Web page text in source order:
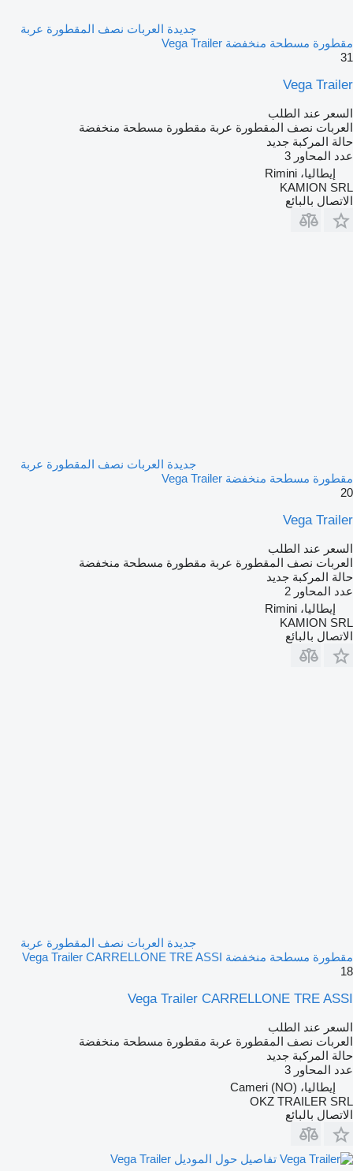
جديدة العربات نصف المقطورة عربة
مقطورة مسطحة منخفضة Vega Trailer
31
Vega Trailer
السعر عند الطلب
العربات نصف المقطورة عربة مقطورة مسطحة منخفضة
حالة المركبة جديد
عدد المحاور 3
إيطاليا، Rimini
KAMION SRL
الاتصال بالبائع
جديدة العربات نصف المقطورة عربة
مقطورة مسطحة منخفضة Vega Trailer
20
Vega Trailer
السعر عند الطلب
العربات نصف المقطورة عربة مقطورة مسطحة منخفضة
حالة المركبة جديد
عدد المحاور 2
إيطاليا، Rimini
KAMION SRL
الاتصال بالبائع
جديدة العربات نصف المقطورة عربة
مقطورة مسطحة منخفضة Vega Trailer CARRELLONE TRE ASSI
18
Vega Trailer CARRELLONE TRE ASSI
السعر عند الطلب
العربات نصف المقطورة عربة مقطورة مسطحة منخفضة
حالة المركبة جديد
عدد المحاور 3
إيطاليا، Cameri (NO)
OKZ TRAILER SRL
الاتصال بالبائع
تفاصيل حول الموديل Vega Trailer